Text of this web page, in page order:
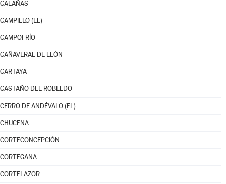
CALAÑAS
CAMPILLO (EL)
CAMPOFRÍO
CAÑAVERAL DE LEÓN
CARTAYA
CASTAÑO DEL ROBLEDO
CERRO DE ANDÉVALO (EL)
CHUCENA
CORTECONCEPCIÓN
CORTEGANA
CORTELAZOR